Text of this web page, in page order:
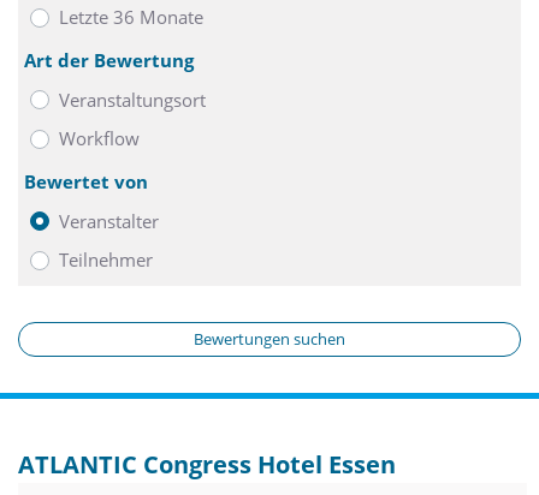
Letzte 36 Monate
Art der Bewertung
Veranstaltungsort
Workflow
Bewertet von
Veranstalter
Teilnehmer
Bewertungen suchen
ATLANTIC Congress Hotel Essen